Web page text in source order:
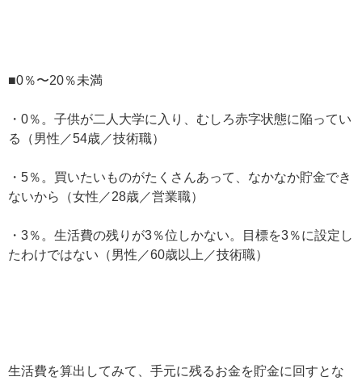
■0％〜20％未満
・0％。子供が二人大学に入り、むしろ赤字状態に陥ってい
る（男性／54歳／技術職）
・5％。買いたいものがたくさんあって、なかなか貯金でき
ないから（女性／28歳／営業職）
・3％。生活費の残りが3％位しかない。目標を3％に設定し
たわけではない（男性／60歳以上／技術職）
生活費を算出してみて、手元に残るお金を貯金に回すとな